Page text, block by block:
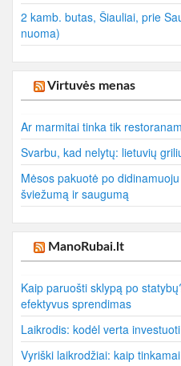
2 kamb. butas, Šiauliai, prie
nuoma)
Virtuvės menas
Ar marmitai tinka tik
Svarbu, kad nelytų: lietuvių
Mėsos pakuotė po
šviežumą ir saugumą
ManoRubai.lt
Kaip paruošti sklypą po
efektyvus sprendimas
Laikrodis: kodėl verta
Vyriški laikrodžiai: kaip